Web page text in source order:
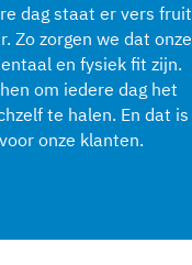
dag staat er vers fruit
Zo zorgen we dat onze
en fysiek fit zijn.
om iedere dag het
te halen. En dat is
onze klanten.